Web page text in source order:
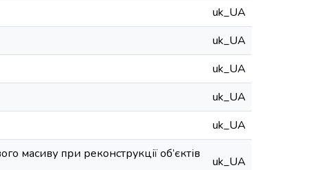
uk_UA
uk_UA
uk_UA
uk_UA
uk_UA
масиву при реконструкції об’єктів
uk_UA